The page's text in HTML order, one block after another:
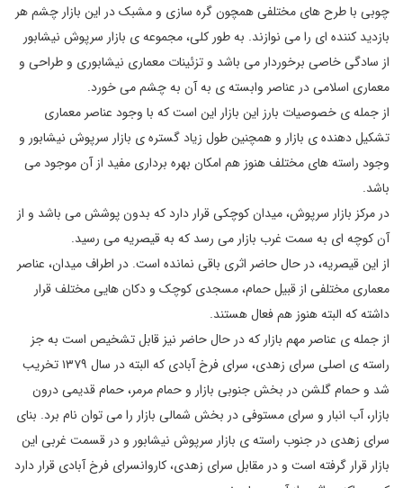
چوبی با طرح های مختلفی همچون گره‌ سازی و مشبک در این بازار چشم هر
بازدید کننده ای را می ‌نوازند. به طور کلی، مجموعه ی‌ بازار سرپوش نیشابور
از سادگی خاصی برخوردار می باشد و تزئینات معماری نیشابوری و طراحی و
معماری اسلامی در عناصر وابسته ی به آن به چشم می‌ خورد.
از جمله ی خصوصیات بارز این بازار این است که با وجود عناصر معماری
تشکیل ‌دهنده‌ ی بازار و همچنین طول زیاد گستره‌ ی بازار سرپوش نیشابور و
وجود راسته‌ های مختلف هنوز هم امکان بهره‎ برداری مفید از آن موجود می
باشد.
در مرکز بازار سرپوش، میدان کوچکی قرار دارد که بدون پوشش می باشد و از
آن کوچه ‌‌ای به سمت غرب بازار می رسد که به قیصریه می ‌رسید.
از این قیصریه، در حال حاضر اثری باقی نمانده است. در اطراف میدان، عناصر
معماری مختلفی از قبیل حمام، مسجدی کوچک و دکان هایی مختلف قرار
داشته که البته هنوز هم فعال هستند.
از جمله ی عناصر مهم بازار که در حال حاضر نیز قابل تشخیص است به جز
راسته ‌ی اصلی سرای زهدی، سرای فرخ ‌آبادی که البته در سال ۱۳۷۹ تخریب
شد و حمام گلشن در بخش جنوبی بازار و حمام مرمر، حمام قدیمی درون
بازار، آب ‌انبار و سرای مستوفی در بخش شمالی بازار را می ‌توان نام برد. بنای
سرای زهدی در جنوب راسته‌ ی بازار سرپوش نیشابور و در قسمت غربی این
بازار قرار گرفته است و در مقابل سرای زهدی، کاروانسرای فرخ ‌آبادی قرار دارد